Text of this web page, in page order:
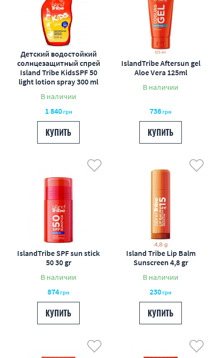
Детский водостойкий
солнцезащитный спрей
Island Tribe KidsSPF 50
light lotion spray 300 ml
В наличии
1 840грн
КУПИТЬ
IslandTribe Aftersun gel
Aloe Vera 125ml
В наличии
736грн
КУПИТЬ
IslandTribe SPF sun stick
50 30 gr
В наличии
874грн
КУПИТЬ
Island Tribe Lip Balm
Sunscreen 4,8 gr
В наличии
230грн
КУПИТЬ